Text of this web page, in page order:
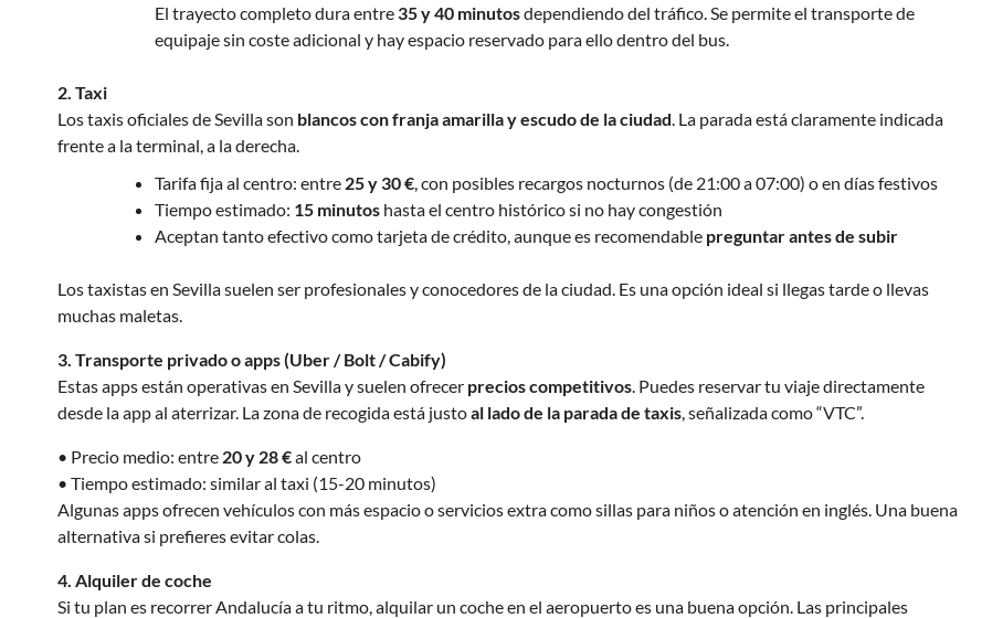
El trayecto completo dura entre 35 y 40 minutosdependiendo del tráfico. Se permite el transporte de
equipaje sin coste adicional y hay espacio reservado para ello dentro del bus.
2. Taxi
Los taxis oficiales de Sevilla son blancos con franja amarilla y escudo de la ciudad . La parada está claramente indicada
frente a la terminal, a la derecha.
Tarifa fija al centro: entre 25 y 30 € , con posibles recargos nocturnos (de 21:00 a 07:00) o en días festivos
Tiempo estimado: 15 minutos hasta el centro histórico si no hay congestión
Aceptan tanto efectivo como tarjeta de crédito, aunque es recomendable preguntar antes de subir
Los taxistas en Sevilla suelen ser profesionales y conocedores de la ciudad. Es una opción ideal si llegas tarde o llevas
muchas maletas.
3. Transporte privado o apps (Uber / Bolt / Cabify)
Estas apps están operativas en Sevilla y suelen ofrecer precios competitivos . Puedes reservar tu viaje directamente
desde la app al aterrizar. La zona de recogida está justoal lado de la parada de taxis , señalizada como “VTC”.
• Precio medio: entre 20 y 28 €al centro
• Tiempo estimado: similar al taxi (15-20 minutos)
Algunas apps ofrecen vehículos con más espacio o servicios extra como sillas para niños o atención en inglés. Una buena
alternativa si prefieres evitar colas.
4. Alquiler de coche
Si tu plan es recorrer Andalucía a tu ritmo, alquilar un coche en el aeropuerto es una buena opción. Las principales